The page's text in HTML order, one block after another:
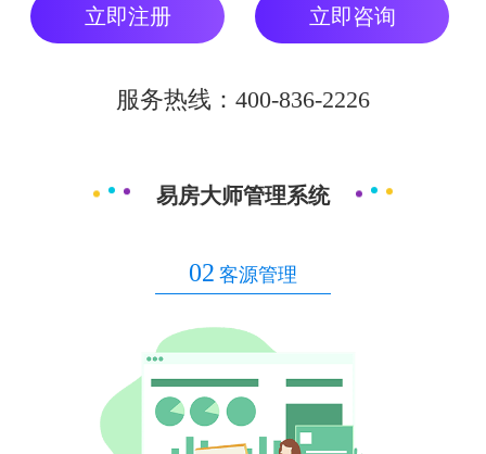
立即注册 立即咨询
服务热线：400-836-2226
易房大师管理系统
02 客源管理